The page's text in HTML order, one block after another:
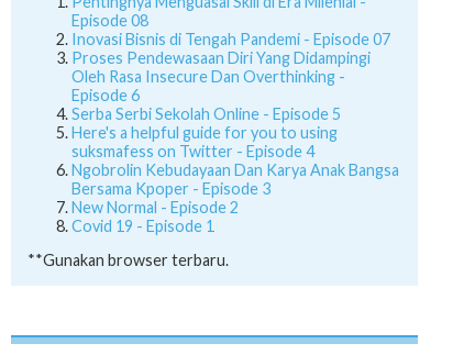
Pentingnya Menguasai Skill di Era Milenial -
Episode 08
Inovasi Bisnis di Tengah Pandemi - Episode 07
Proses Pendewasaan Diri Yang Didampingi
Oleh Rasa Insecure Dan Overthinking -
Episode 6
Serba Serbi Sekolah Online - Episode 5
Here's a helpful guide for you to using
suksmafess on Twitter - Episode 4
Ngobrolin Kebudayaan Dan Karya Anak Bangsa
Bersama Kpoper - Episode 3
New Normal - Episode 2
Covid 19 - Episode 1
**Gunakan browser terbaru.